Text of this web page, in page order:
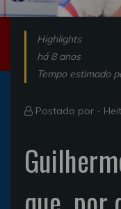
Highlights
há 8 anos
Tempo estimado
Postado por -